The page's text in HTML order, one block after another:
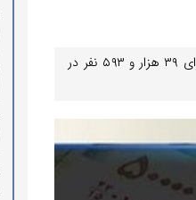
مرحله سوم واریز تسهیلات قرض الحسنه بازنشستگان و مستمری بگیران سازمان تامین اجتماعی برای ۳۹ هزار و ۵۹۳ نفر در